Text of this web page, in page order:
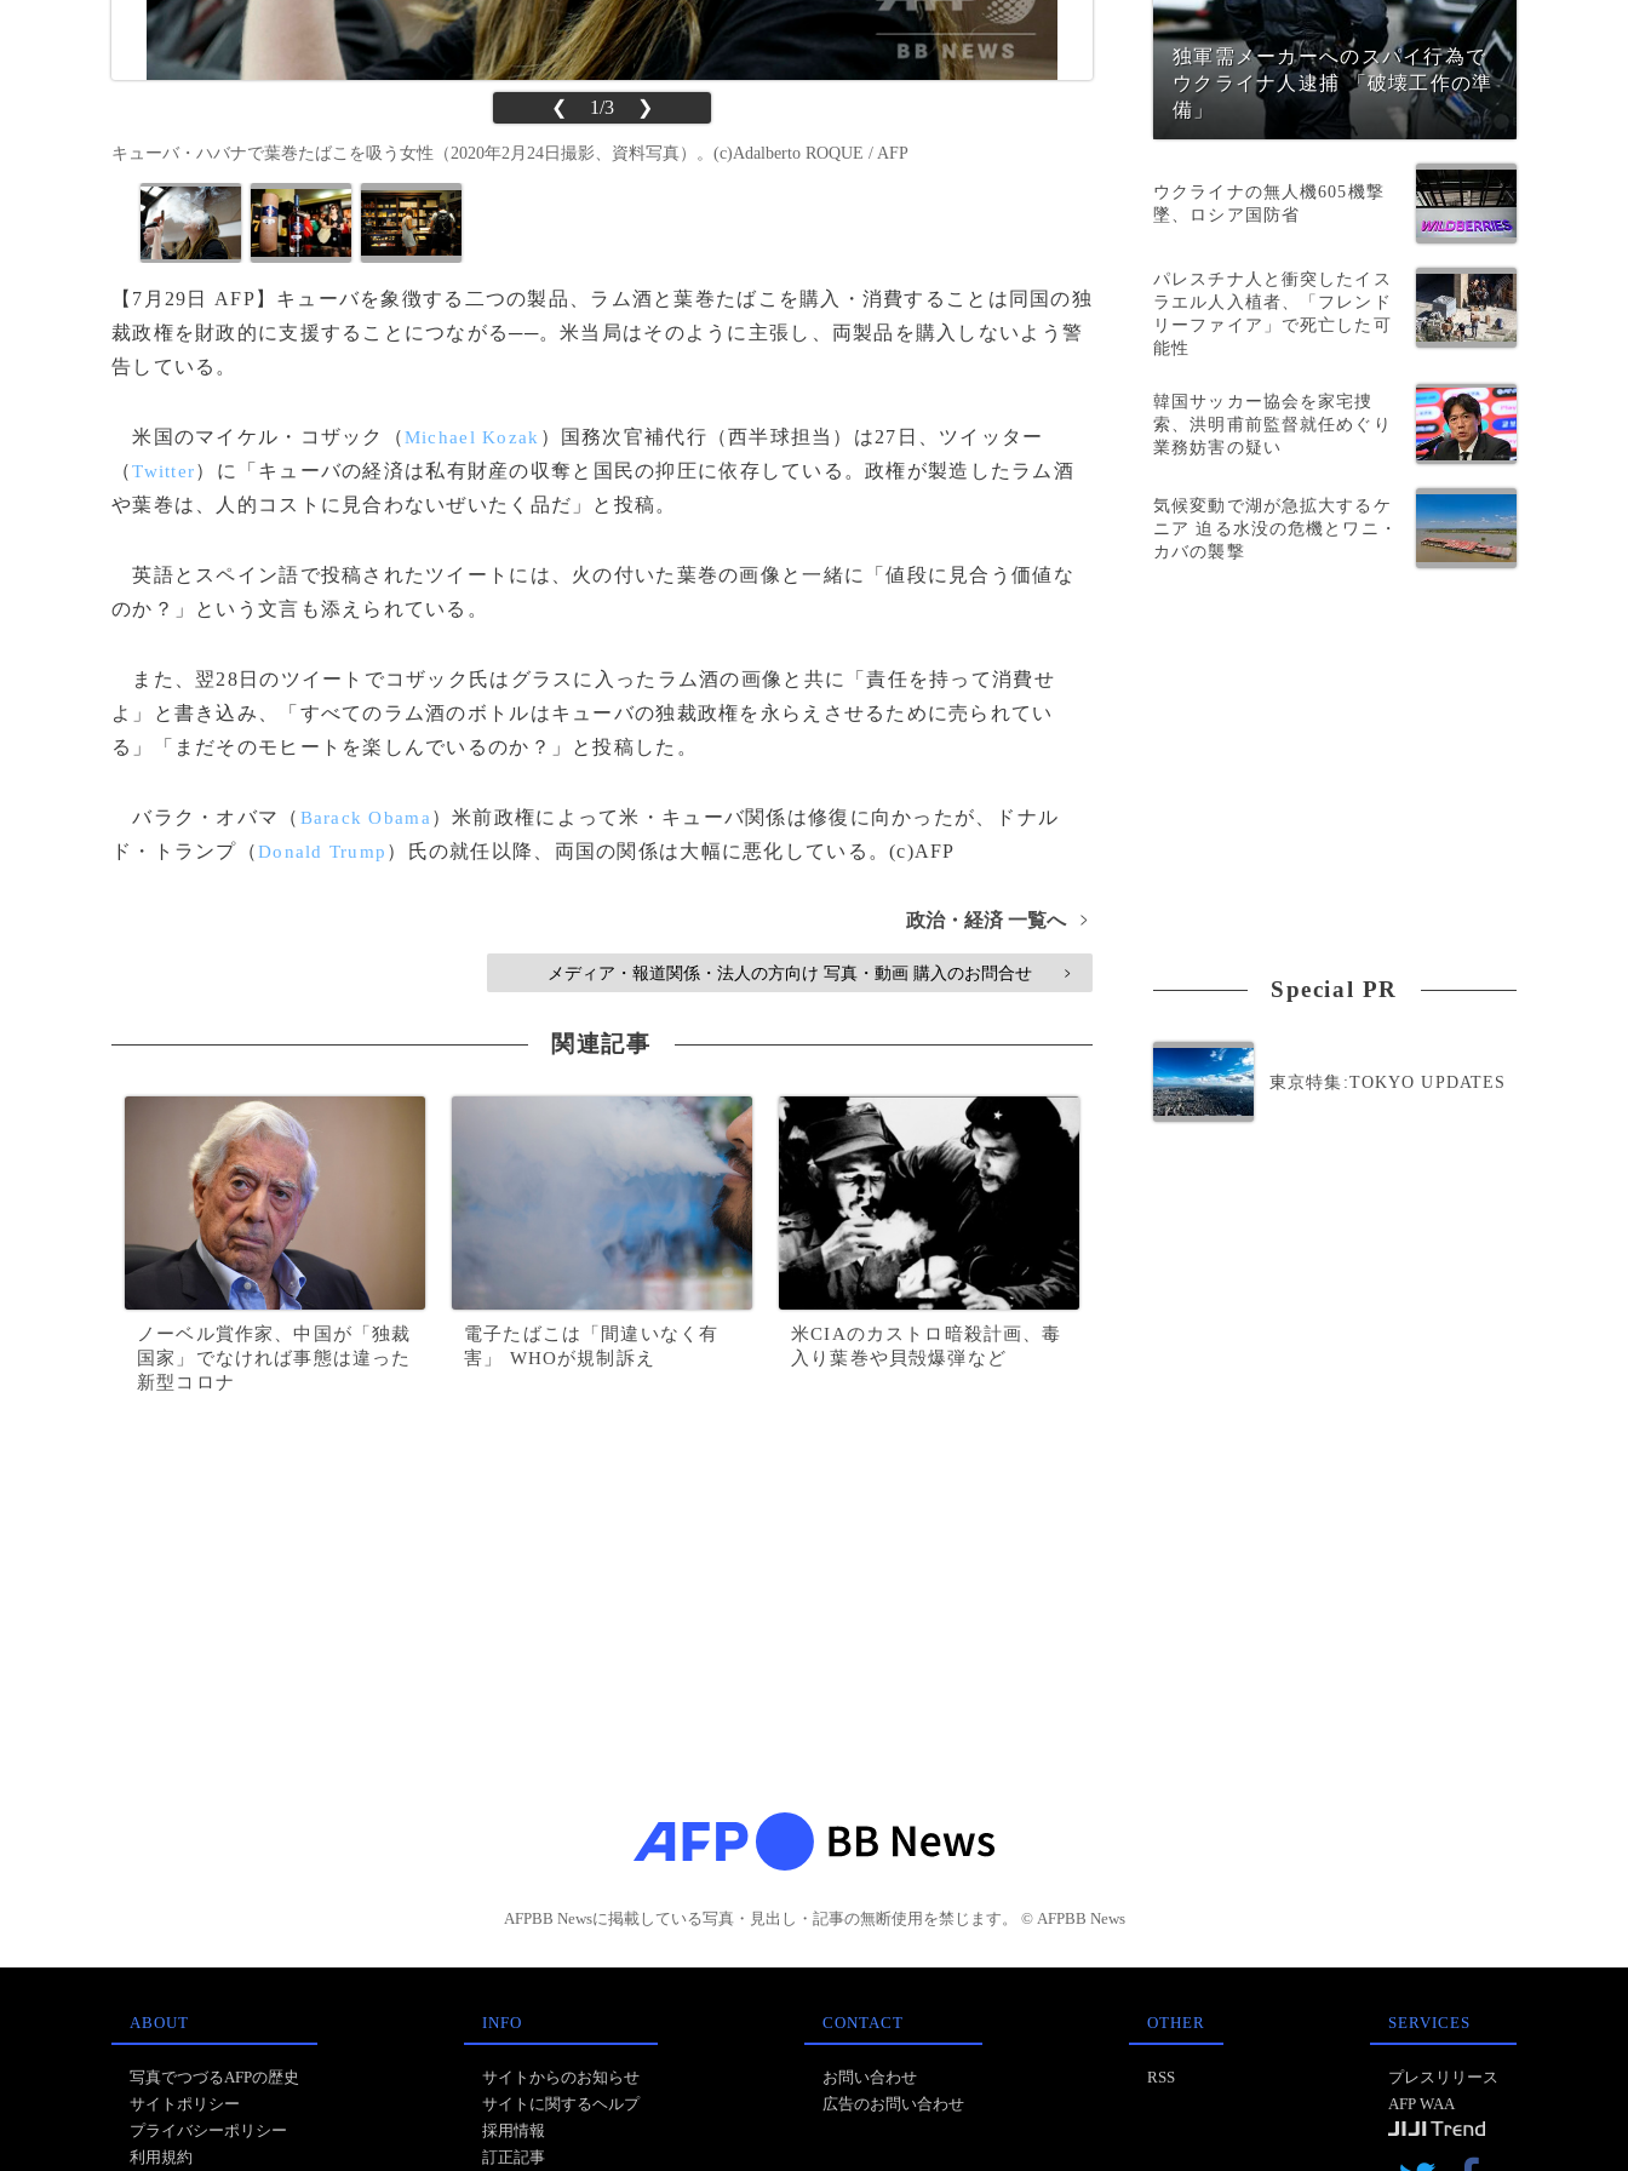
❮ 1/3 ❯
キューバ・ハバナで葉巻たばこを吸う女性（2020年2月24日撮影、資料写真）。(c)Adalberto ROQUE / AFP
【7月29日 AFP】キューバを象徴する二つの製品、ラム酒と葉巻たばこを購入・消費することは同国の独
裁政権を財政的に支援することにつながる──。米当局はそのように主張し、両製品を購入しないよう警
告している。
米国のマイケル・コザック（Michael Kozak ）国務次官補代行（西半球担当）は27日、ツイッター
（Twitter）に「キューバの経済は私有財産の収奪と国民の抑圧に依存している。政権が製造したラム酒
や葉巻は、人的コストに見合わないぜいたく品だ」と投稿。
英語とスペイン語で投稿されたツイートには、火の付いた葉巻の画像と一緒に「値段に見合う価値な
のか？」という文言も添えられている。
また、翌28日のツイートでコザック氏はグラスに入ったラム酒の画像と共に「責任を持って消費せ
よ」と書き込み、「すべてのラム酒のボトルはキューバの独裁政権を永らえさせるために売られてい
る」「まだそのモヒートを楽しんでいるのか？」と投稿した。
バラク・オバマ（ Barack Obama ）米前政権によって米・キューバ関係は修復に向かったが、ドナル
ド・トランプ（Donald Trump ）氏の就任以降、両国の関係は大幅に悪化している。(c)AFP
政治・経済 一覧へ >
メディア・報道関係・法人の方向け 写真・動画 購入のお問合せ >
関連記事
ノーベル賞作家、中国が「独裁
国家」でなければ事態は違った
新型コロナ
電子たばこは「間違いなく有
害」 WHOが規制訴え
米CIAのカストロ暗殺計画、毒
入り葉巻や貝殻爆弾など
独軍需メーカーへのスパイ行為で
ウクライナ人逮捕 「破壊工作の準
備」
ウクライナの無人機605機撃
墜、ロシア国防省
パレスチナ人と衝突したイス
ラエル人入植者、「フレンド
リーファイア」で死亡した可
能性
韓国サッカー協会を家宅捜
索、洪明甫前監督就任めぐり
業務妨害の疑い
気候変動で湖が急拡大するケ
ニア 迫る水没の危機とワニ・
カバの襲撃
Special PR
東京特集:TOKYO UPDATES
AFPBB Newsに掲載している写真・見出し・記事の無断使用を禁じます。 © AFPBB News
ABOUT
写真でつづるAFPの歴史
サイトポリシー
プライバシーポリシー
利用規約
INFO
サイトからのお知らせ
サイトに関するヘルプ
採用情報
訂正記事
CONTACT
お問い合わせ
広告のお問い合わせ
OTHER
RSS
SERVICES
プレスリリース
AFP WAA